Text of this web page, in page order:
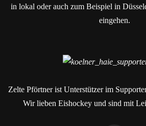
in lokal oder auch zum Beispiel in
eingehen.
Zelte Pförtner ist Unterstützer im
Wir lieben Eishockey und sind mit